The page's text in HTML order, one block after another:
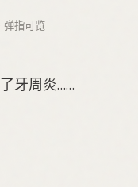
弹指可览
牙周炎……